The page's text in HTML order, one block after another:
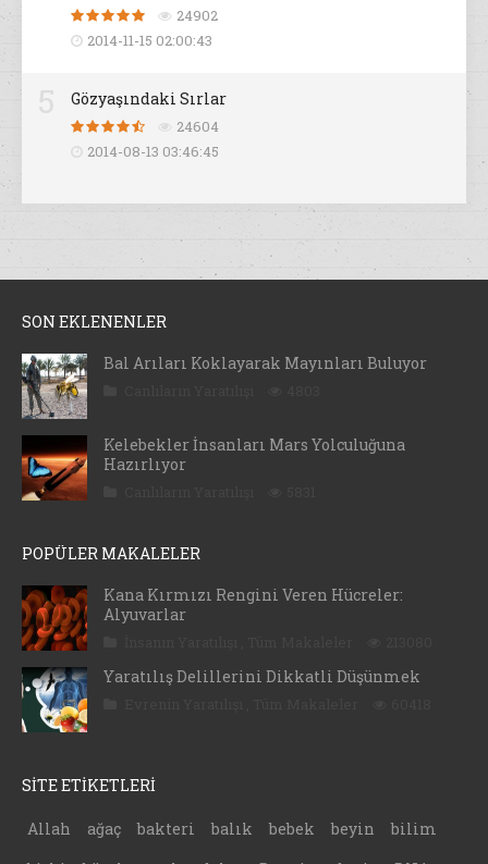
24902
2014-11-15 02:00:43
Gözyaşındaki Sırlar
24604
2014-08-13 03:46:45
SON EKLENENLER
Bal Arıları Koklayarak Mayınları Buluyor
Kelebekler İnsanları Mars Yolculuğuna
Hazırlıyor
POPÜLER MAKALELER
Kana Kırmızı Rengini Veren Hücreler:
Alyuvarlar
Yaratılış Delillerini Dikkatli Düşünmek
SİTE ETİKETLERİ
Allah ağaç bakteri balık bebek beyin
bilim